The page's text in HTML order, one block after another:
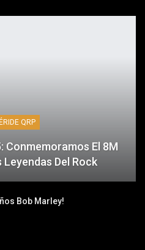
QRP
Conmemoramos El 8M
Del Rock
Bob Marley!